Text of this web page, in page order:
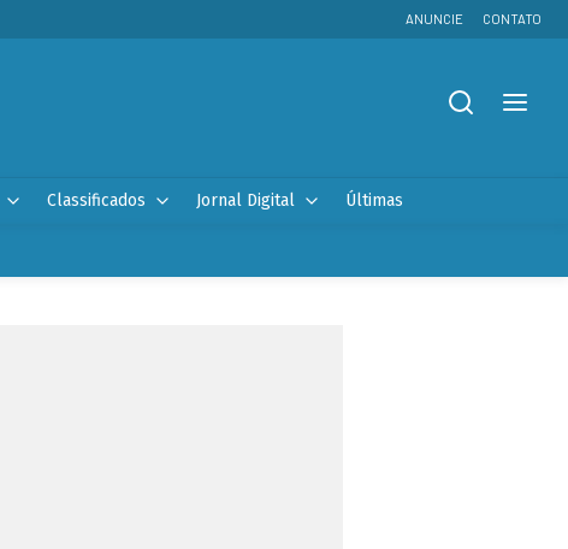
ANUNCIE CONTATO
Classificados Jornal Digital Últimas